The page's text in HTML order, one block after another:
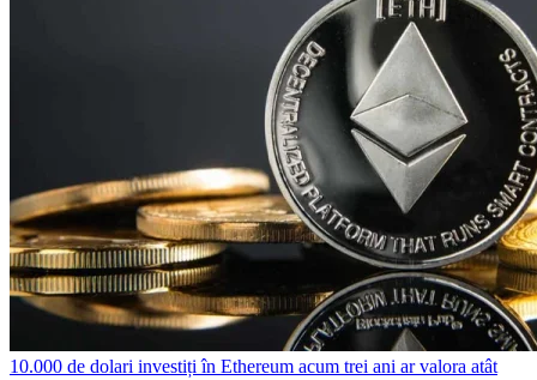
10.000 de dolari investiți în Ethereum acum trei ani ar valora atât